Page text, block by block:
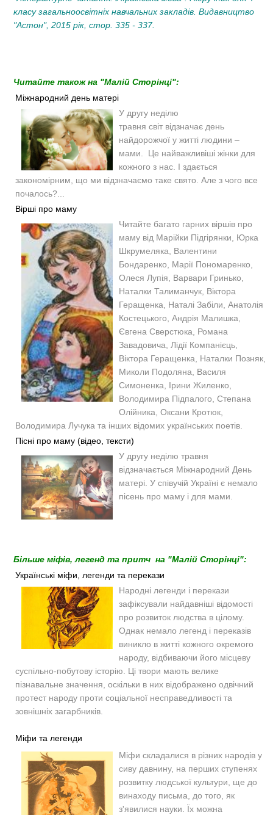
класу загальноосвітніх навчальних закладів. Видавництво
"Астон", 2015 рік, стор. 335 - 337.
Читайте також на "Малій Сторінці":
Міжнародний день матері
У другу неділю
травня світ відзначає день
найдорожчої у житті людини –
мами. Це найважливіші жінки для
кожного з нас. І здається
закономірним, що ми відзначаємо таке свято. Але з чого все
почалось?...
Вірші про маму
Читайте багато гарних віршів про
маму від Марійки Підгірянки, Юрка
Шкрумеляка, Валентини
Бондаренко, Марії Пономаренко,
Олеся Лупія, Варвари Гринько,
Наталки Талиманчук, Віктора
Геращенка, Наталі Забіли, Анатолія
Костецького, Андрія Малишка,
Євгена Сверстюка, Романа
Завадовича, Лідії Компанієць,
Віктора Геращенка, Наталки Позняк,
Миколи Подоляна, Василя
Симоненка, Ірини Жиленко,
Володимира Підпалого, Степана
Олійника, Оксани Кротюк,
Володимира Лучука та інших відомих українських поетів.
Пісні про маму (відео, тексти)
У другу неділю травня
відзначається Міжнародний День
матері. У співучій Україні є немало
пісень про маму і для мами.
Більше міфів, легенд та притч на "Малій Сторінці":
Українські міфи, легенди та перекази
Народні легенди і перекази
зафіксували найдавніші відомості
про розвиток людства в цілому.
Однак немало легенд і переказів
виникло в житті кожного окремого
народу, відбиваючи його місцеву
суспільно-побутову історію. Ці твори мають велике
пізнавальне значення, оскільки в них відображено одвічний
протест народу проти соціальної несправедливості та
зовнішніх загарбників.
Міфи та легенди
Міфи складалися в різних народів у
сиву давнину, на перших ступенях
розвитку людської культури, ще до
винаходу письма, до того, як
з'явилися науки. Їх можна